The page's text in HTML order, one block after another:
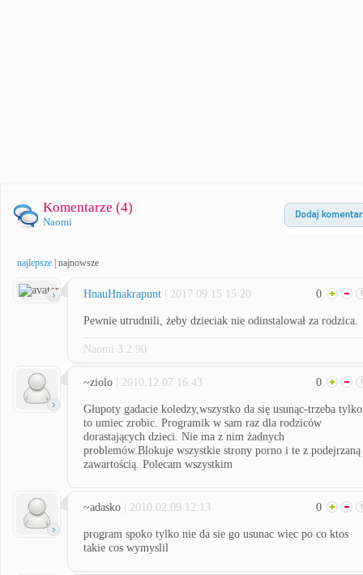
Komentarze (4)
Naomi
najlepsze najnowsze
HnauHnakrapunt | 2017.09.15 15:20 0
Pewnie utrudnili, żeby dzieciak nie odinstalował za rodzica.
Naomi 3.2.90
~ziolo | 2010.12.07 16:43 0
Głupoty gadacie koledzy,wszystko da się usunąc-trzeba tylko
to umiec zrobic. Programik w sam raz dla rodziców
dorastających dzieci. Nie ma z nim żadnych
problemów.Blokuje wszystkie strony porno i te z podejrzaną
zawartością. Polecam wszystkim
~adasko | 2010.02.09 12:13 0
program spoko tylko nie da sie go usunac wiec po co ktos
takie cos wymyslil